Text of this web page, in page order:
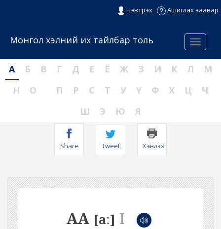
Нэвтрэх Ашиглах заавар
Menu
Монгол хэлний их тайлбар толь
А Б В Г Д Е Ё Ж З И К Л
М
Н
О П Р С Т У Ү Ф Х Ц
Ч
Ш
Э Ю Я
Share Tweet Хэвлэх
АА [aː] I